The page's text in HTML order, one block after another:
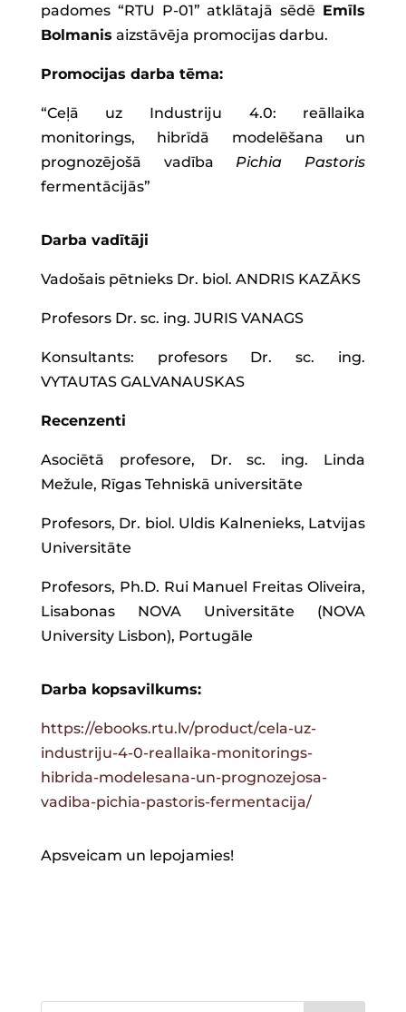
padomes “RTU P-01” atklātajā sēdē Emīls
Bolmanis aizstāvēja promocijas darbu.
Promocijas darba tēma:
“Ceļā uz Industriju 4.0: reāllaika
monitorings, hibrīdā modelēšana un
prognozējošā vadība Pichia Pastoris
fermentācijās”
Darba vadītāji
Vadošais pētnieks Dr. biol. ANDRIS KAZĀKS
Profesors Dr. sc. ing. JURIS VANAGS
Konsultants: profesors Dr. sc. ing.
VYTAUTAS GALVANAUSKAS
Recenzenti
Asociētā profesore, Dr. sc. ing. Linda
Mežule, Rīgas Tehniskā universitāte
Profesors, Dr. biol. Uldis Kalnenieks, Latvijas
Universitāte
Profesors, Ph.D. Rui Manuel Freitas Oliveira,
Lisabonas NOVA Universitāte (NOVA
University Lisbon), Portugāle
Darba kopsavilkums:
https://ebooks.rtu.lv/product/cela-uz-
industriju-4-0-reallaika-monitorings-
hibrida-modelesana-un-prognozejosa-
vadiba-pichia-pastoris-fermentacija/
Apsveicam un lepojamies!